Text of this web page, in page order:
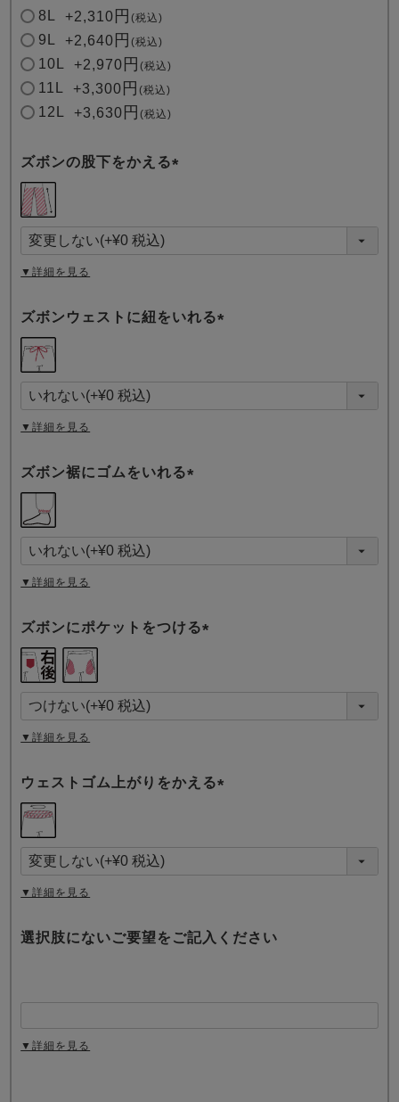
8L +2,310 税込
9L +2,640 税込
10L +2,970 税込
11L +3,300 税込
12L +3,630 税込
ズボンの股下をかえる
須
)
▼詳細を見る
ズボンウェストに紐をいれる
須
)
▼詳細を見る
ズボン裾にゴムをいれる
須
)
▼詳細を見る
ズボンにポケットをつける
須
)
▼詳細を見る
ウェストゴム上がりをかえる
須
)
▼詳細を見る
選択肢にないご要望をご記入ください
▼詳細を見る